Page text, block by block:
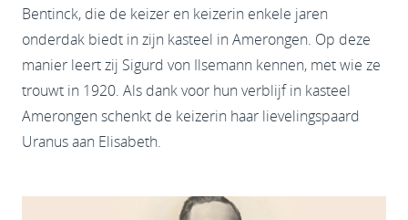
Bentinck, die de keizer en keizerin enkele jaren
onderdak biedt in zijn kasteel in Amerongen. Op deze
manier leert zij Sigurd von Ilsemann kennen, met wie ze
trouwt in 1920. Als dank voor hun verblijf in kasteel
Amerongen schenkt de keizerin haar lievelingspaard
Uranus aan Elisabeth.